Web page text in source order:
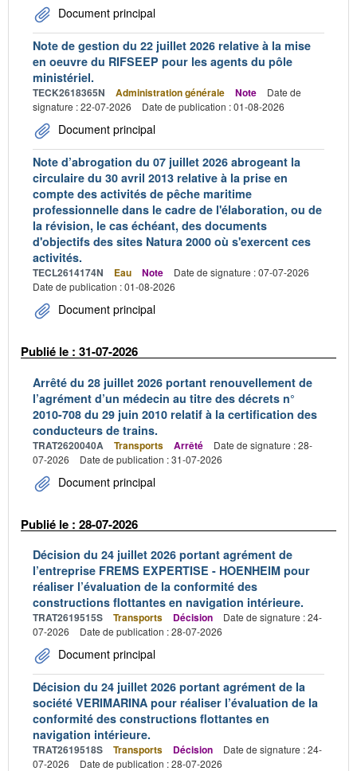
Document principal
Note de gestion du 22 juillet 2026 relative à la mise
en oeuvre du RIFSEEP pour les agents du pôle
ministériel.
TECK2618365N Administration générale Note
Date de
signature : 22-07-2026
Date de publication : 01-08-2026
Document principal
Note d’abrogation du 07 juillet 2026 abrogeant la
circulaire du 30 avril 2013 relative à la prise en
compte des activités de pêche maritime
professionnelle dans le cadre de l'élaboration, ou de
la révision, le cas échéant, des documents
d'objectifs des sites Natura 2000 où s'exercent ces
activités.
TECL2614174N Eau Note
Date de signature : 07-07-2026
Date de publication : 01-08-2026
Document principal
Publié le : 31-07-2026
Arrêté du 28 juillet 2026 portant renouvellement de
l’agrément d’un médecin au titre des décrets n°
2010-708 du 29 juin 2010 relatif à la certification des
conducteurs de trains.
TRAT2620040A Transports Arrêté
Date de signature : 28-
07-2026
Date de publication : 31-07-2026
Document principal
Publié le : 28-07-2026
Décision du 24 juillet 2026 portant agrément de
l’entreprise FREMS EXPERTISE - HOENHEIM pour
réaliser l’évaluation de la conformité des
constructions flottantes en navigation intérieure.
TRAT2619515S Transports Décision
Date de signature : 24-
07-2026
Date de publication : 28-07-2026
Document principal
Décision du 24 juillet 2026 portant agrément de la
société VERIMARINA pour réaliser l’évaluation de la
conformité des constructions flottantes en
navigation intérieure.
TRAT2619518S Transports Décision
Date de signature : 24-
07-2026
Date de publication : 28-07-2026